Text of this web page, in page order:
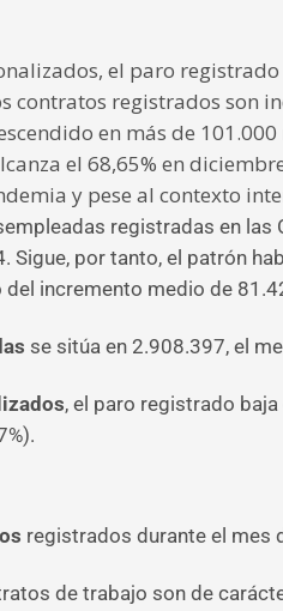
el paro
contratos registrados son
en más de
el 68,65% en
y pese al contexto
registradas en las
Sigue, por tanto, el patrón
incremento medio de
se sitúa en 2.908.397, el
, el paro registrado
registrados durante el mes
de trabajo son de